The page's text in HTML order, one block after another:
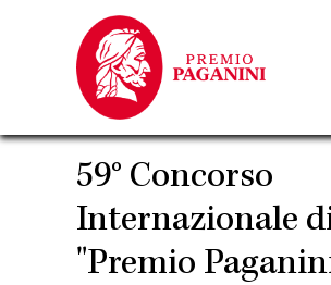
contenuto
principale
59° Concorso
Internazionale
"Premio